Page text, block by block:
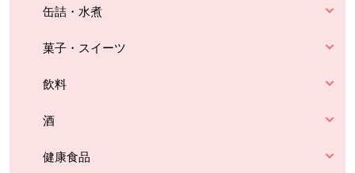
缶詰・水煮
菓子・スイーツ
飲料
酒
健康食品